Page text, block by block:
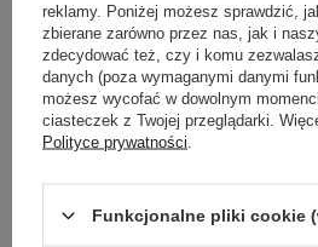
PROMOCJA WYBÓR KOSMETOLOGA
SKIN1004 - Madagascar
Centella Tone
Brightening Capsule
Azjatycką - 100ml
reklamy. Poniżej możesz sprawdzić,
zbierane zarówno przez nas, jak i
zdecydować też, czy i komu
danych (poza wymaganymi danymi
możesz wycofać w dowolnym
ciasteczek z Twojej przeglądarki.
Polityce prywatności
Funkcjonalne pliki cookie